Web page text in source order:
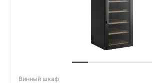
Винный шкаф